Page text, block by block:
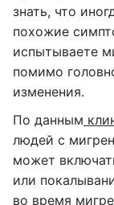
знать, что
похожие
испытываете
помимо
изменения.
По данным
людей с
может
или
во время